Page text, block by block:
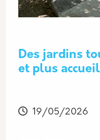
Des jardins
et plus
Modifié
19/05/2026